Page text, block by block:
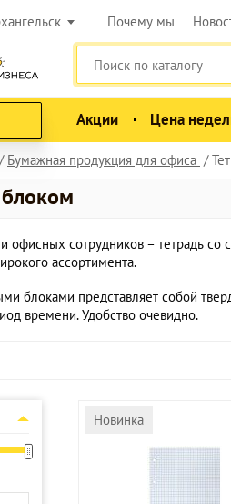
Почему мы
Акции Цена
Бумажная продукция для офиса
и офисных сотрудников – тетрадь
ассортимента.
блоками представляет собой
времени. Удобство очевидно.
Новинка